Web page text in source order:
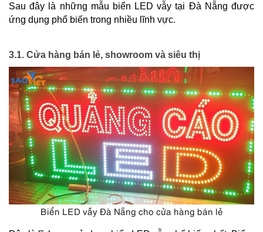
Sau đây là những mẫu biển LED vẫy tại Đà Nẵng được
ứng dụng phổ biến trong nhiều lĩnh vực.
3.1. Cửa hàng bán lẻ, showroom và siêu thị
Biển LED vẫy Đà Nẵng cho cửa hàng bán lẻ